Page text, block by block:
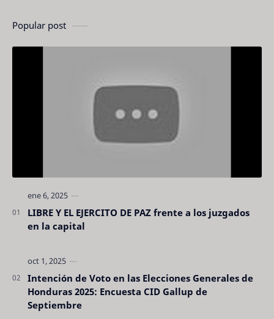
Popular post
LIBRE Y EL EJERCITO DE PAZ frente a los juzgados
en la capital
Intención de Voto en las Elecciones Generales de
Honduras 2025: Encuesta CID Gallup de
Septiembre